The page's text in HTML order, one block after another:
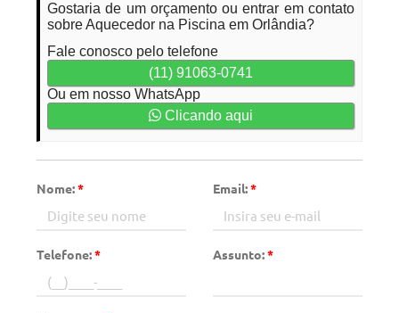
Gostaria de um orçamento ou entrar em contato
sobre Aquecedor na Piscina em Orlândia?
Fale conosco pelo telefone
(11) 91063-0741
Ou em nosso WhatsApp
Clicando aqui
Nome:* Email:*
Telefone:* Assunto:*